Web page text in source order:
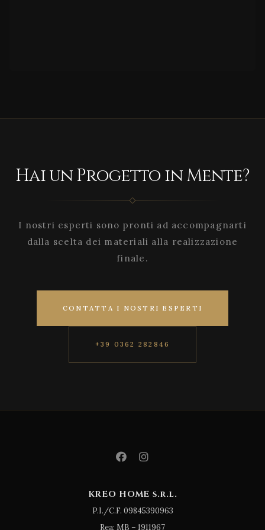
Hai un Progetto in Mente?
I nostri esperti sono pronti ad accompagnarti
dalla scelta dei materiali alla realizzazione
finale.
CONTATTA I NOSTRI ESPERTI
+39 0362 282846
KREO HOME s.r.l.
P.I./C.F. 09845390963
Rea: MB – 1911967